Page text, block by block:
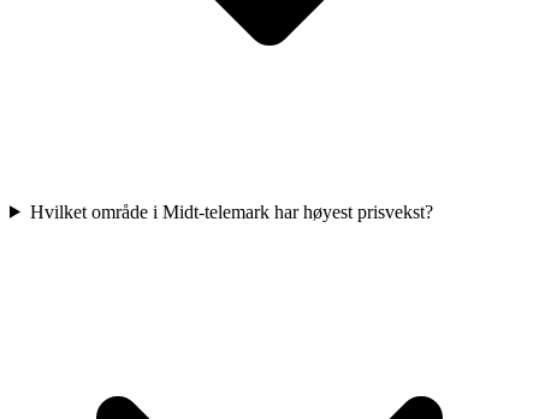
Hvilket område i Midt-telemark har høyest prisvekst?